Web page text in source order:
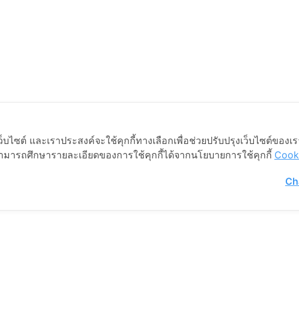
ซต์ และเราประสงค์จะใช้คุกกี้ทางเลือกเพื่อช่วยปรับปรุงเว็บไซต์ของเ
รถศึกษารายละเอียดของการใช้คุกกี้ได้จากนโยบายการใช้คุกกี้